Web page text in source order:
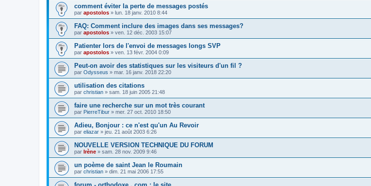
comment éviter la perte de messages postés
par apostolos » lun. 18 janv. 2010 8:44
FAQ: Comment inclure des images dans ses messages?
par apostolos » ven. 12 déc. 2003 15:07
Patienter lors de l'envoi de messages longs SVP
par apostolos » ven. 13 févr. 2004 0:09
Peut-on avoir des statistiques sur les visiteurs d'un fil ?
par Odysseus » mar. 16 janv. 2018 22:20
utilisation des citations
par christian » sam. 18 juin 2005 21:48
faire une recherche sur un mot très courant
par PierreTibur » mer. 27 oct. 2010 18:50
Adieu, Bonjour : ce n'est qu'un Au Revoir
par eliazar » jeu. 21 août 2003 6:26
NOUVELLE VERSION TECHNIQUE DU FORUM
par Irène » sam. 28 nov. 2009 9:46
un poème de saint Jean le Roumain
par christian » dim. 21 mai 2006 17:55
forum - orthodoxe . com : le site